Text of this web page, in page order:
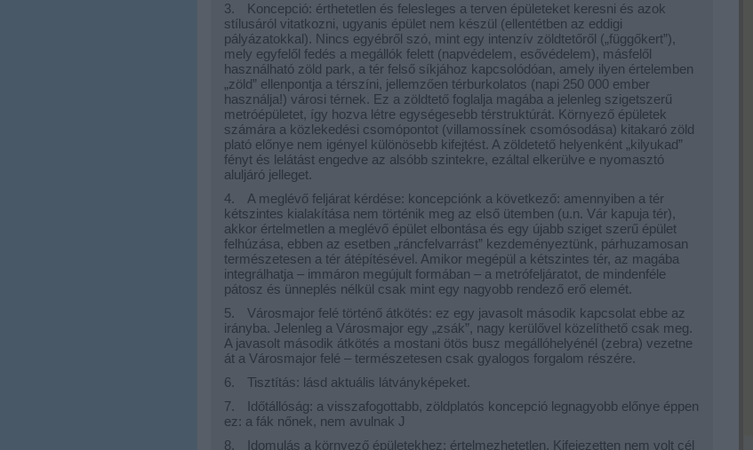
3.
Koncepció: érthetetlen és felesleges a terven épületeket keresni és azok
stílusáról vitatkozni, ugyanis épület nem készül (ellentétben az eddigi
pályázatokkal). Nincs egyébről szó, mint egy intenzív zöldtetőről („függőkert”),
mely egyfelől fedés a megállók felett (napvédelem, esővédelem), másfelől
használható zöld park, a tér felső síkjához kapcsolódóan, amely ilyen értelemben
„zöld” ellenpontja a térszíni, jellemzően térburkolatos (napi 250 000 ember
használja!) városi térnek. Ez a zöldtető foglalja magába a jelenleg szigetszerű
metróépületet, így hozva létre egységesebb térstruktúrát. Környező épületek
számára a közlekedési csomópontot (villamossínek csomósodása) kitakaró zöld
plató előnye nem igényel különösebb kifejtést. A zöldetető helyenként „kilyukad”
fényt és lelátást engedve az alsóbb szintekre, ezáltal elkerülve e nyomasztó
aluljáró jelleget.
4.
A meglévő feljárat kérdése: koncepciónk a következő: amennyiben a tér
kétszintes kialakítása nem történik meg az első ütemben (u.n. Vár kapuja tér),
akkor értelmetlen a meglévő épület elbontása és egy újabb sziget szerű épület
felhúzása, ebben az esetben „ráncfelvarrást” kezdeményeztünk, párhuzamosan
természetesen a tér átépítésével. Amikor megépül a kétszintes tér, az magába
integrálhatja – immáron megújult formában – a metrófeljáratot, de mindenféle
pátosz és ünneplés nélkül csak mint egy nagyobb rendező erő elemét.
5.
Városmajor felé történő átkötés: ez egy javasolt második kapcsolat ebbe az
irányba. Jelenleg a Városmajor egy „zsák”, nagy kerülővel közelíthető csak meg.
A javasolt második átkötés a mostani ötös busz megállóhelyénél (zebra) vezetne
át a Városmajor felé – természetesen csak gyalogos forgalom részére.
6.
Tisztítás: lásd aktuális látványképeket.
7.
Időtállóság: a visszafogottabb, zöldplatós koncepció legnagyobb előnye éppen
ez: a fák nőnek, nem avulnak J
8.
Idomulás a környező épületekhez: értelmezhetetlen. Kifejezetten nem volt cél